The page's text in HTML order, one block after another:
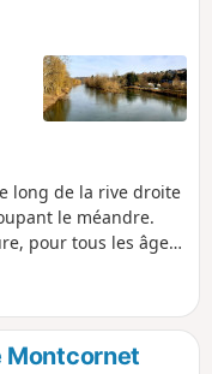
long de la rive droite
le méandre.
pour tous les âges.
points
et plusieurs
et les environs.
Montcornet